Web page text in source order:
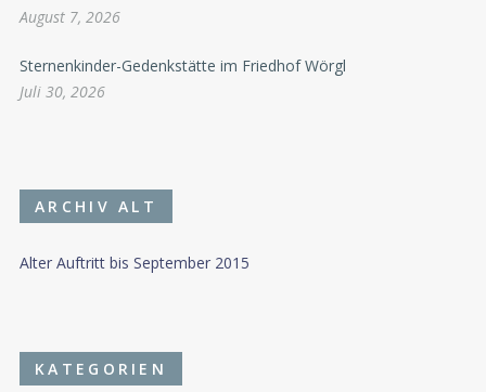
August 7, 2026
Sternenkinder-Gedenkstätte im Friedhof Wörgl
Juli 30, 2026
ARCHIV ALT
Alter Auftritt bis September 2015
KATEGORIEN